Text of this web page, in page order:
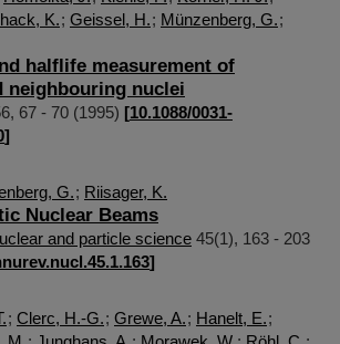
K.; Geissel, H.; Münzenberg, G.;
halflife measurement of
neighbouring nuclei
, 67 - 70 (1995) [10.1088/0031-
]
G.; Riisager, K.
Nuclear Beams
and particle science 45(1), 163 - 203
]
; Clerc, H.-G.; Grewe, A.; Hanelt, E.;